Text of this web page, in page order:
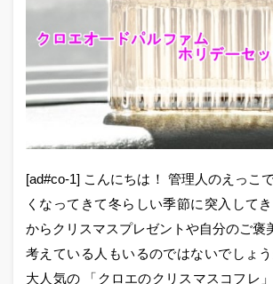
[ad#co-1] こんにちは！ 管理人のえっこ
くなってきて冬らしい季節に突入して
からクリスマスプレゼントや自分のご褒
考えている人もいるのではないでしょ
大人気の 「クロエのクリスマスコフレ